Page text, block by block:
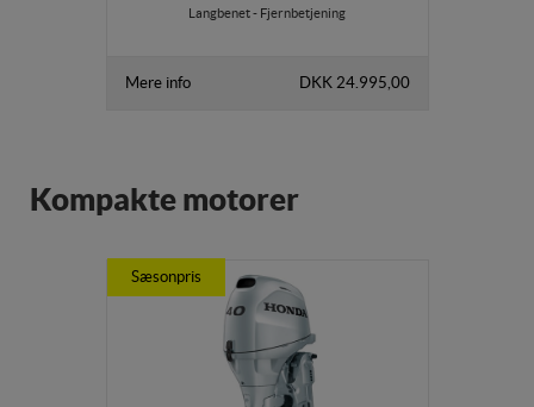
Langbenet - Fjernbetjening
Mere info DKK 24.995,00
Kompakte motorer
Sæsonpris